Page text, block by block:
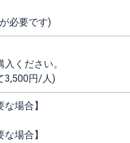
必要です)
ください。
3,500円/人)
場合】
場合】